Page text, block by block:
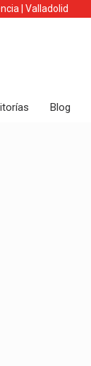
Valladolid
Blog